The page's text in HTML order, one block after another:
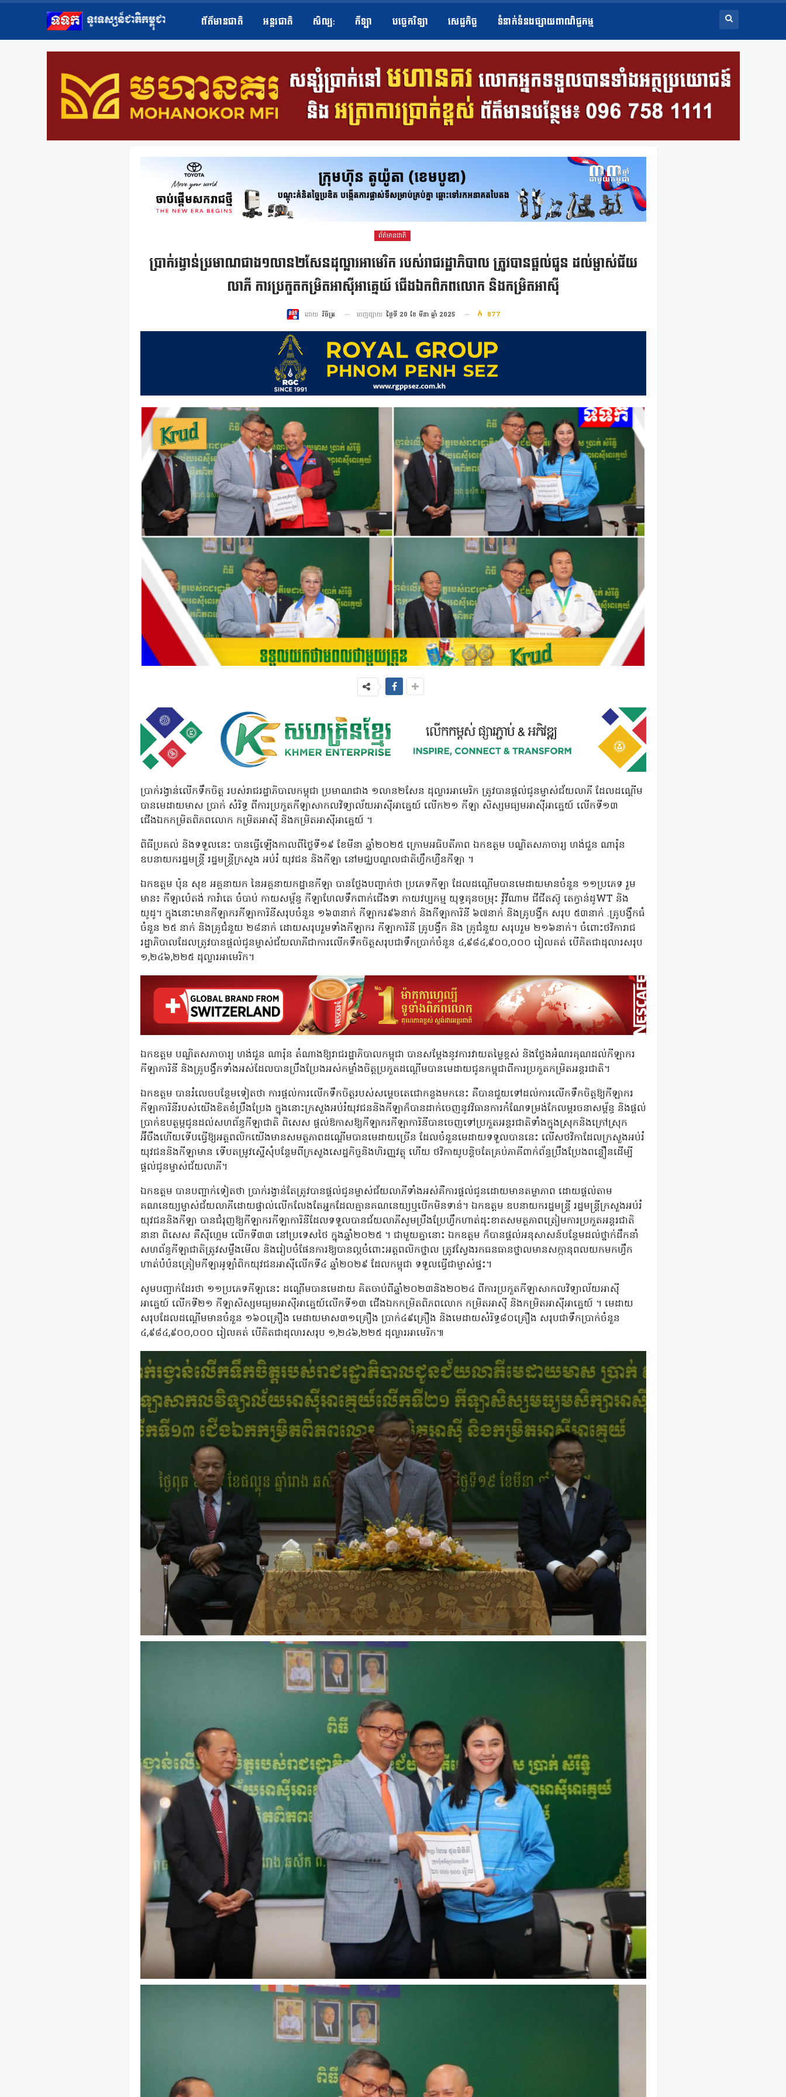
ព័ត៌មានជាតិ អន្តរជាតិ សិល្ប​: កីឡា បច្ចេកវិទ្យា សេដ្ឋកិច្ច ទំនាក់ទំនងផ្សាយពាណិជ្ជកម្ម
ព័ត៌មានជាតិ
ប្រាក់រង្វាន់ប្រមាណជាង១លាន២សែនដុល្លារអាមេរិក របស់រាជរដ្ឋាភិបាល ត្រូវបានផ្តល់ជូន ដល់ម្ចាស់ជ័យ
លាភី ការប្រកួតកម្រិតអាស៊ីអាគ្នេយ៍ ជើងឯកពិភពលោក និងកម្រិតអាស៊ី
ដោយ វិចិត្រ ចេញផ្សាយ ថ្ងៃទី 20 ខែ មីនា ឆ្នាំ 2025 877
ប្រាក់រង្វាន់លើកទឹកចិត្ត របស់រាជរដ្ឋាភិបាលកម្ពុជា ប្រមាណជាង ១លាន២សែន ដុល្លារអាមេរិក ត្រូវបានផ្តល់ជូនម្ចាស់ជ័យលាភី ដែលដណ្តើម
បានមេដាយមាស ប្រាក់ សំរិទ្ធ ពីការប្រកួតកីឡាសាកលវិទ្យាល័យអាស៊ីអាគ្នេយ៍ លើក២១ កីឡា សិស្សមធ្យមអាស៊ីអាគ្នេយ៍ លើកទី១៣
ជើងឯកកម្រិតពិភពលោក កម្រិតអាស៊ី និងកម្រិតអាស៊ីអាគ្នេយ៍ ។
ពិធីប្រគល់ និងទទួលនេះ បានធ្វើឡើងកាលពីថ្ងៃទី១៩ ខែមីនា ឆ្នាំ២០២៥ ក្រោមអធិបតីភាព ឯកឧត្តម បណ្ឌិតសភាចារ្យ ហង់ជួន ណារ៉ុន
ឧបនាយករដ្ឋមន្ត្រី រដ្ឋមន្ត្រីក្រសួង អប់រំ យុវជន និងកីឡា នៅមជ្ឈបណ្ឌលជាតិហ្វឹកហ្វឺនកីឡា ។
ឯកឧត្តម ប៉ុន សុខ អគ្គនាយក នៃអគ្គនាយកដ្ឋានកីឡា បានថ្លែងបញ្ជាក់ថា ប្រភេទកីឡា ដែលដណ្តើមបានមេដាយមានចំនួន ១១ប្រភេទ រួម
មាន៖ កីឡាប៉េតង់ ការ៉ាតេ ចំបាប់ កាយសម្ព័ន្ធ កីឡាហែលទឹកពាក់ជើងទា កាយវប្បកម្ម យុទ្ធគុនចម្រុះ វ៉ូវីណាម ជីជីតស៊ូ តេក្វាន់ដូWT និង
យូដូ។ ក្នុងនោះមានកីឡាករកីឡាការិនីសរុបចំនួន ១៦៣នាក់ កីឡាករ៩៦នាក់ និងកីឡាការិនី ៦៧នាក់ និងគ្រូបង្វឹក សរុប ៥៣នាក់ .គ្រូបង្វឹកធំ
ចំនួន ២៥ នាក់ និងគ្រូជំនួយ ២៨នាក់ ដោយសរុបរួមទាំងកីឡាករ កីឡាការិនី គ្រូបង្វឹក និង គ្រូជំនួយ សរុបរួម ២១៦នាក់។ ចំពោះថវិការាជ
រដ្ឋាភិបាលដែលត្រូវបានផ្តល់ជូនម្ចាស់ជ័យលាភីជាការលើកទឹកចិត្តសរុបជាទឹកប្រាក់ចំនួន ៤,៩៨៤,៩០០,០០០ រៀលគត់ បើគិតជាដុលារសរុប
១,២៤៦,២២៥ ដុល្លារអាមេរិក។
ឯកឧត្តម បណ្ឌិតសភាចារ្យ ហង់ជួន ណារ៉ុន តំណាងឱ្យរាជរដ្ឋាភិបាលកម្ពុជា បានសម្តែងនូវការវាយតម្លៃខ្ពស់ និងថ្លែងអំណរគុណដល់កីឡាករ
កីឡាការិនី និងគ្រូបង្វឹកទាំងអស់ដែលបានប្រឹងប្រែងអស់កម្លាំងចិត្តប្រកួតដណ្តើមបានមេដាយជូនកម្ពុជាពីការប្រកួតកម្រិតអន្តរជាតិ។
ឯកឧត្តម បានរំលេចបន្ថែមទៀតថា ការផ្តល់ការលើកទឹកចិត្តរបស់សម្តេចតេជោកន្លងមកនេះ គឺបានជួយទៅដល់ការលើកទឹកចិត្តឱ្យកីឡាករ
កីឡាការិនីរបស់យើងខិតខំប្រឹងប្រែង ក្នុងនោះក្រសួងអប់រំយុវជននិងកីឡាក៏បានដាក់ចេញនូវវិធានការកំណែទម្រង់កែលម្អរចនាសម្ព័ន្ធ និងផ្តល់
ប្រាក់ឧបត្ថម្ភជូនដល់សហព័ន្ធកីឡាជាតិ ពិសេស ផ្តល់ឱកាសឱ្យកីឡាករកីឡាការិនីបានចេញទៅប្រកួតអន្តរជាតិទាំងក្នុងស្រុកនិងក្រៅស្រុក
អ៊ីចឹងហើយទើបធ្វើឱ្យអត្តពលិកយើងមានសមត្ថភាពដណ្តើមបានមេដាយច្រើន ដែលចំនួនមេដាយទទួលបាននេះ លើសថវិកាដែលក្រសួងអប់រំ
យុវជននិងកីឡាមាន ទើបតម្រូវស្នើសុំបន្ថែមពីក្រសួងសេដ្ឋកិច្ចនិងហិរញ្ញវត្ថុ ហើយ ថវិកាយូបន្តិចតែគ្រប់ភាគីពាក់ព័ន្ធប្រឹងប្រែងពន្លឿនដើម្បី
ផ្តល់ជូនម្ចាស់ជ័យលាភី។
ឯកឧត្តម បានបញ្ជាក់ទៀតថា ប្រាក់រង្វាន់តែត្រូវបានផ្តល់ជូនម្ចាស់ជ័យលាភីទាំងអស់គឺការផ្តល់ជូនដោយមានតម្លាភាព ដោយផ្តល់តាម
គណនេយ្យម្ចាស់ជ័យលាភីដោយផ្ទាល់លើកលែងតែអ្នកដែលគ្មានគណនេយ្យឬបើកមិនទាន់។ ឯកឧត្តម ឧបនាយករដ្ឋមន្រ្តី រដ្ឋមន្រ្តីក្រសួងអប់រំ
យុវជននិងកីឡា បានជំរុញឱ្យកីឡាករកីឡាការិនីដែលទទួលបានជ័យលាភីសូមប្រឹងប្រែហ្វឹកហាត់ដុះខាតសមត្ថភាពត្រៀមការប្រកួតអន្តរជាតិ
នានា ពិសេស គឺស៊ីហ្គេម លើកទី៣៣ នៅប្រទេសថៃ ក្នុងឆ្នាំ២០២៥ ។ ជាមួយគ្នានោះ ឯកឧត្តម ក៏បានផ្តល់អនុសាសន៍បន្ថែមដល់ថ្នាក់ដឹកនាំ
សហព័ន្ធកីឡាជាតិត្រូវសម្លឹងមើល និងរៀបចំផែនការឱ្យបានល្អចំពោះអត្តពលិកថ្នាល ត្រូវស្វែងរកធនធានថ្នាលមានសក្កានុពលយកមកហ្វឹក
ហាត់បំប៉នត្រៀមកីឡាអូឡាំពិកយុវជនអាស៊ីលើកទី៤ ឆ្នាំ២០២៩ ដែលកម្ពុជា ទទួលធ្វើជាម្ចាស់ផ្ទះ។
សូមបញ្ជាក់ដែរថា ១១ប្រភេទកីឡានេះ ដណ្តើមបានមេដាយ គិតចាប់ពីឆ្នាំ២០២៣និង២០២៤ ពីការប្រកួតកីឡាសាកលវិទ្យាល័យអាស៊ី
អាគ្នេយ៍ លើកទី២១ កីឡាសិស្សមធ្យមអាស៊ីអាគ្នេយ៍លើកទី១៣ ជើងឯកកម្រិតពិភពលោក កម្រិតអាស៊ី និងកម្រិតអាស៊ីអាគ្នេយ៍ ។ មេដាយ
សរុបដែលដណ្តើមមានចំនួន ១៦០គ្រឿង មេដាយមាស៣១គ្រឿង ប្រាក់៤៩គ្រឿង និងមេដាយសំរិទ្ធ៨០គ្រឿង សរុបជាទឹកប្រាក់ចំនួន
៤,៩៨៤,៩០០,០០០ រៀលគត់ បើគិតជាដុលារសរុប ១,២៤៦,២២៥ ដុល្លារអាមេរិក៕